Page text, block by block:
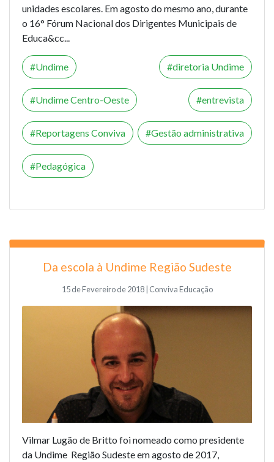
unidades escolares. Em agosto do mesmo ano, durante
o 16° Fórum Nacional dos Dirigentes Municipais de
Educa&cc...
Undime diretoria Undime
Undime Centro-Oeste entrevista
Reportagens Conviva Gestão administrativa
Pedagógica
Da escola à Undime Região Sudeste
15 de Fevereiro de 2018 | Conviva Educação
Vilmar Lugão de Britto foi nomeado como presidente
da Undime Região Sudeste em agosto de 2017,